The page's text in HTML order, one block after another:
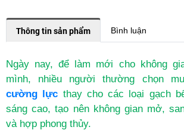
Thông tin sản phẩm Bình luận
Ngày nay, để làm mới cho không
mình, nhiều người thường chọn
cường lực thay cho các loại gạch
sáng cao, tạo nên không gian mở,
và hợp phong thủy.